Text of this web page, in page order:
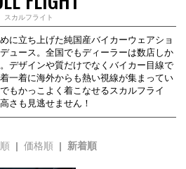
スカルフライト
に立ち上げた純国産バイカーウェアショ
ュース。全国でもディーラーは数店しか
デザインや質だけでなくバイカー目線で
一着に海外からも熱い視線が集まってい
もかっこよく着こなせるスカルフライ
さも見逃せません！
| 価格順 | 新着順